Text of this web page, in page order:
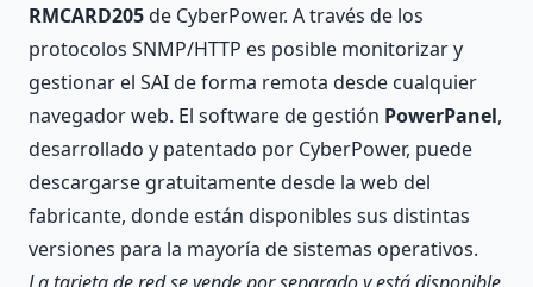
RMCARD205de CyberPower. A través de los
protocolos SNMP/HTTP es posible monitorizar y
gestionar el SAI de forma remota desde cualquier
navegador web. El software de gestión PowerPanel,
desarrollado y patentado por CyberPower, puede
descargarse gratuitamente desde la web del
fabricante, donde están disponibles sus distintas
versiones para la mayoría de sistemas operativos.